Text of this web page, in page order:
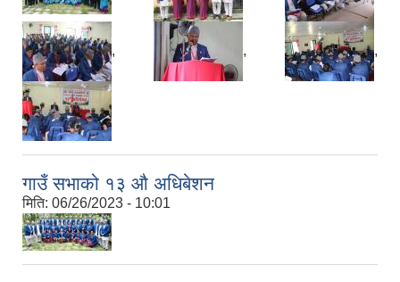
, , ,
गाउँ सभाको १३ औ अधिबेशन
मिति: 06/26/2023 - 10:01